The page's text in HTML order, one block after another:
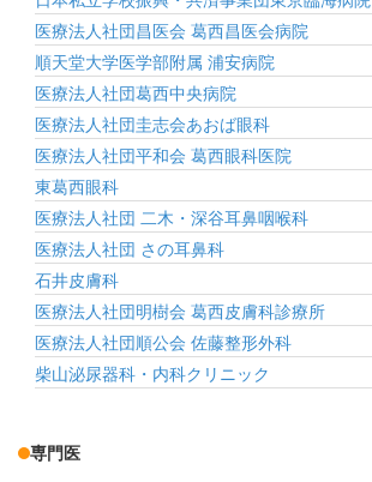
医療法人社団昌医会 葛西昌医会病院
順天堂大学医学部附属 浦安病院
医療法人社団葛西中央病院
医療法人社団圭志会あおば眼科
医療法人社団平和会 葛西眼科医院
東葛西眼科
医療法人社団 二木・深谷耳鼻咽喉科
医療法人社団 さの耳鼻科
石井皮膚科
医療法人社団明樹会 葛西皮膚科診療所
医療法人社団順公会 佐藤整形外科
柴山泌尿器科・内科クリニック
専門医